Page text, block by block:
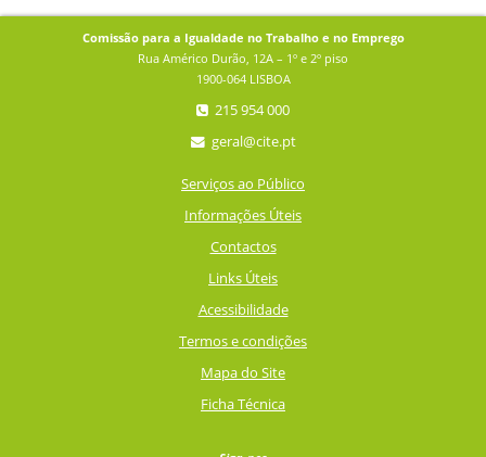
Comissão para a Igualdade no Trabalho e no Emprego
Rua Américo Durão, 12A – 1º e 2º piso
1900-064 LISBOA
215 954 000
geral@cite.pt
Serviços ao Público
Informações Úteis
Contactos
Links Úteis
Acessibilidade
Termos e condições
Mapa do Site
Ficha Técnica